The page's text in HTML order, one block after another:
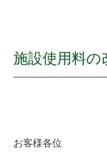
施設使用料の
お客様各位